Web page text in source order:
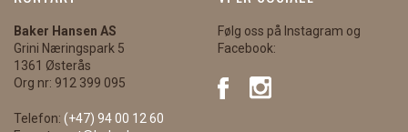
Baker Hansen AS
Grini Næringspark 5
1361 Østerås
Org nr: 912 399 095
Telefon: (+47) 94 00 12 60
Følg oss på Instagram og
Facebook: